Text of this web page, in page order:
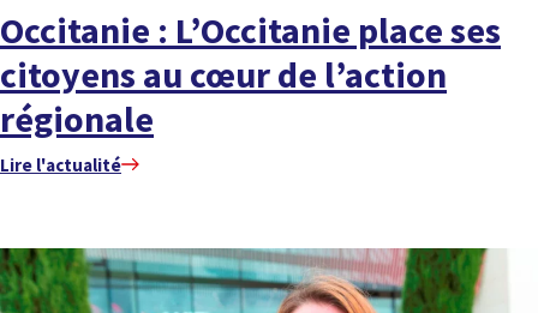
Occitanie : L’Occitanie place ses
citoyens au cœur de l’action
régionale
Lire l'actualité